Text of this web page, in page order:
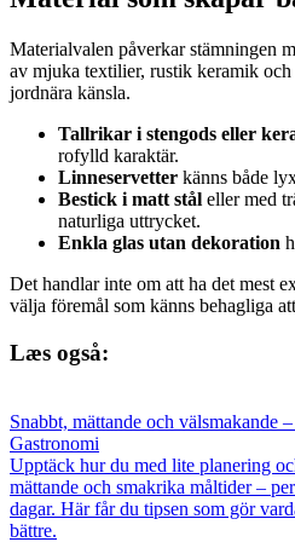
Materialvalen påverkar stämningen
av mjuka textilier, rustik keramik
jordnära känsla.
Tallrikar i stengods eller
rofylld karaktär.
Linneservetter känns både
Bestick i matt stål eller med
naturliga uttrycket.
Enkla glas utan dekoration
Det handlar inte om att ha det mest
välja föremål som känns behagliga
Læs også:
Snabbt, mättande och välsmakande
Gastronomi
Upptäck hur du med lite planering
mättande och smakrika måltider –
dagar. Här får du tipsen som gör
bättre.